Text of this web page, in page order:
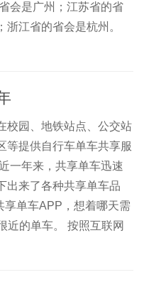
会是广州；江苏省的省
江省的省会是杭州。
校园、地铁站点、公交站
等提供自行车单车共享服
一年来，共享单车迅速
出来了各种共享单车品
享单车APP，想着哪天需
近的单车。 按照互联网